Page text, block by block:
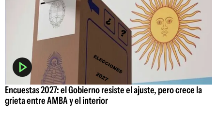
Encuestas 2027: el Gobierno resiste el ajuste, pero crece la
grieta entre AMBA y el interior